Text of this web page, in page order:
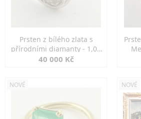
Prsten z bílého zlata s
přírodními diamanty - 1,00
ct
40 000 Kč
NOVÉ NOVÉ